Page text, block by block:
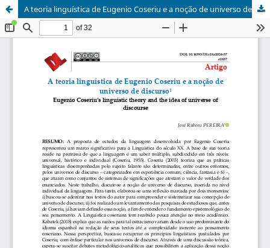
A teoria linguística de Eugenio Coseriu e a noção de universo de discurso